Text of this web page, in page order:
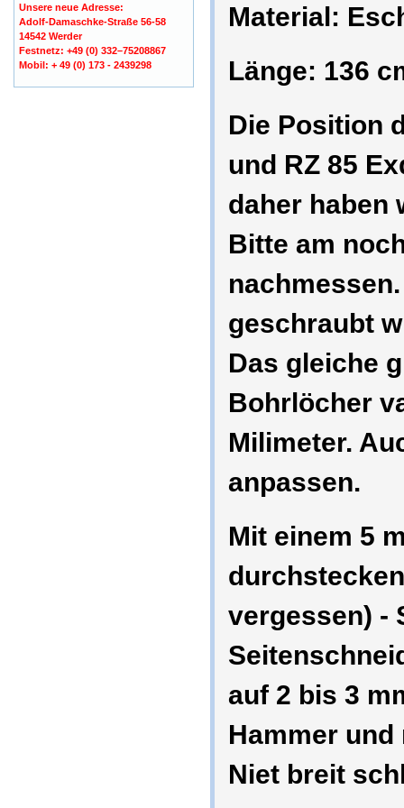
Material:
Länge: 136
Die Position
und RZ 85
daher haben
Bitte am
geschraubt
Das gleiche
Bohrlöcher
Milimeter.
anpassen.
Mit einem 5
vergessen) -
auf 2 bis 3
Hammer
Niet breit
Unsere neue Adresse:
Adolf-Damaschke-Straße 56-58
14542 Werder
Festnetz: +49 (0) 332–75208867
Mobil: + 49 (0) 173 - 2439298